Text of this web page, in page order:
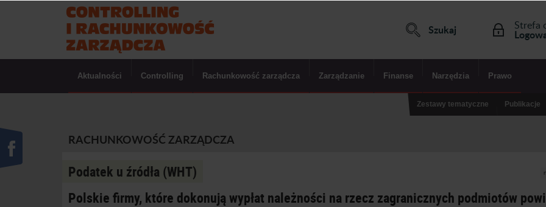
Szukaj Strefa
Aktualności Controlling Rachunkowość zarządcza Zarządzanie Finanse Narzędzia Prawo
Zestawy tematyczne Publikacje
RACHUNKOWOŚĆ ZARZĄDCZA
Podatek u źródła (WHT)
Polskie firmy, które dokonują wypłat należności na rzecz zagranicznych podmiotów